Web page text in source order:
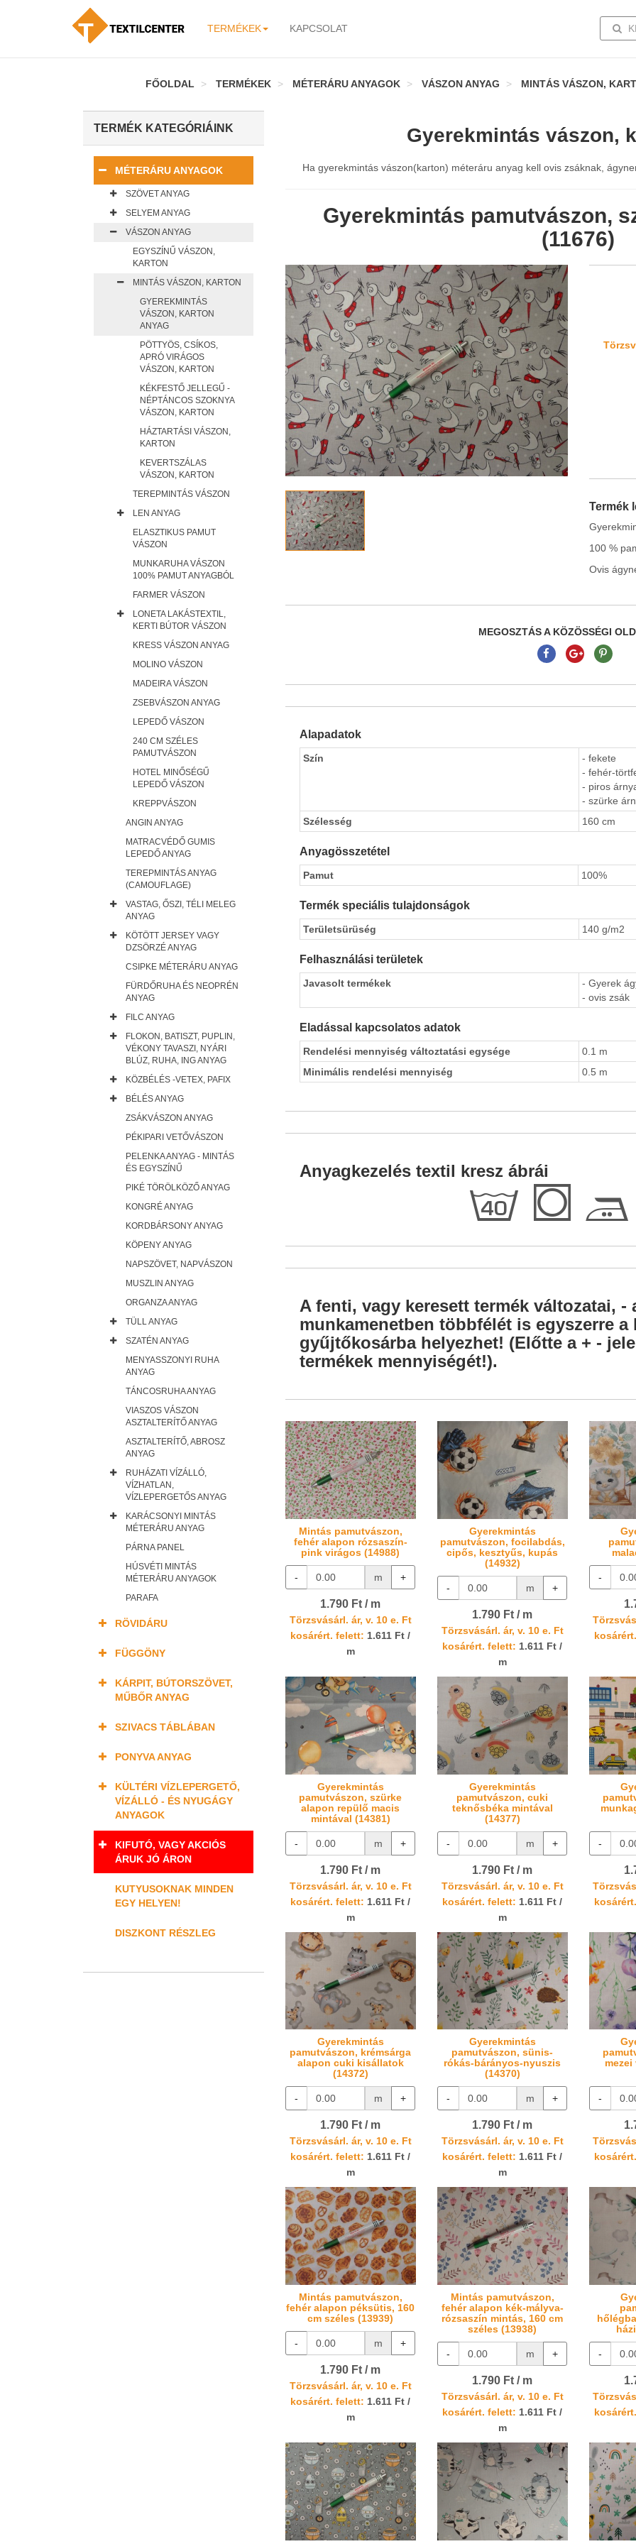
TERMÉKEK KAPCSOLAT
FŐOLDAL TERMÉKEK MÉTERÁRU ANYAGOK VÁSZON ANYAG MINTÁS VÁSZON,
Gyerekmintás vászon,
Ha gyerekmintás vászon(karton) méteráru anyag kell ovis zsáknak,
Gyerekmintás pamutvászon,
(11676)
Termék
100 %
Ovis
MEGOSZTÁS A KÖZÖSSÉGI
Alapadatok
Szín
- fekete
- fehér-
- piros
- szürke
Szélesség
160 cm
Anyagösszetétel
Pamut 100%
Termék speciális tulajdonságok
Területsürüség 140 g/m2
Felhasználási területek
Javasolt termékek
- Gyerek
- ovis zsák
Eladással kapcsolatos adatok
Rendelési mennyiség változtatási egysége
0.1 m
Minimális rendelési mennyiség
0.5 m
Anyagkezelés textil kresz ábrái
h Q E
A fenti, vagy keresett termék változatai,
munkamenetben többfélét is egyszerre
gyűjtőkosárba helyezhet! (Előtte a + -
termékek mennyiségét!).
Mintás pamutvászon,
fehér alapon rózsaszín-
pink virágos (14988)
- m +
1.790 Ft / m
Törzsvásárl. ár, v. 10 e. Ft
kosárért. felett: 1.611 Ft /
m
Gyerekmintás
pamutvászon, focilabdás,
cipős, kesztyűs, kupás
(14932)
- m +
1.790 Ft / m
Törzsvásárl. ár, v. 10 e. Ft
kosárért. felett: 1.611 Ft /
m
-
Gyerekmintás
pamutvászon, szürke
alapon repülő macis
mintával (14381)
- m +
1.790 Ft / m
Törzsvásárl. ár, v. 10 e. Ft
kosárért. felett: 1.611 Ft /
m
Gyerekmintás
pamutvászon, cuki
teknősbéka mintával
(14377)
- m +
1.790 Ft / m
Törzsvásárl. ár, v. 10 e. Ft
kosárért. felett: 1.611 Ft /
m
-
Gyerekmintás
pamutvászon, krémsárga
alapon cuki kisállatok
(14372)
- m +
1.790 Ft / m
Törzsvásárl. ár, v. 10 e. Ft
kosárért. felett: 1.611 Ft /
m
Gyerekmintás
pamutvászon, sünis-
rókás-bárányos-nyuszis
(14370)
- m +
1.790 Ft / m
Törzsvásárl. ár, v. 10 e. Ft
kosárért. felett: 1.611 Ft /
m
-
Mintás pamutvászon,
fehér alapon péksütis, 160
cm széles (13939)
- m +
1.790 Ft / m
Törzsvásárl. ár, v. 10 e. Ft
kosárért. felett: 1.611 Ft /
m
Mintás pamutvászon,
fehér alapon kék-mályva-
rózsaszín mintás, 160 cm
széles (13938)
- m +
1.790 Ft / m
Törzsvásárl. ár, v. 10 e. Ft
kosárért. felett: 1.611 Ft /
m
-
TERMÉK KATEGÓRIÁINK
MÉTERÁRU ANYAGOK
SZÖVET ANYAG
SELYEM ANYAG
VÁSZON ANYAG
EGYSZÍNŰ VÁSZON,
KARTON
MINTÁS VÁSZON, KARTON
GYEREKMINTÁS
VÁSZON, KARTON
ANYAG
PÖTTYÖS, CSÍKOS,
APRÓ VIRÁGOS
VÁSZON, KARTON
KÉKFESTŐ JELLEGŰ -
NÉPTÁNCOS SZOKNYA
VÁSZON, KARTON
HÁZTARTÁSI VÁSZON,
KARTON
KEVERTSZÁLAS
VÁSZON, KARTON
TEREPMINTÁS VÁSZON
LEN ANYAG
ELASZTIKUS PAMUT
VÁSZON
MUNKARUHA VÁSZON
100% PAMUT ANYAGBÓL
FARMER VÁSZON
LONETA LAKÁSTEXTIL,
KERTI BÚTOR VÁSZON
KRESS VÁSZON ANYAG
MOLINO VÁSZON
MADEIRA VÁSZON
ZSEBVÁSZON ANYAG
LEPEDŐ VÁSZON
240 CM SZÉLES
PAMUTVÁSZON
HOTEL MINŐSÉGŰ
LEPEDŐ VÁSZON
KREPPVÁSZON
ANGIN ANYAG
MATRACVÉDŐ GUMIS
LEPEDŐ ANYAG
TEREPMINTÁS ANYAG
(CAMOUFLAGE)
VASTAG, ŐSZI, TÉLI MELEG
ANYAG
KÖTÖTT JERSEY VAGY
DZSÖRZÉ ANYAG
CSIPKE MÉTERÁRU ANYAG
FÜRDŐRUHA ÉS NEOPRÉN
ANYAG
FILC ANYAG
FLOKON, BATISZT, PUPLIN,
VÉKONY TAVASZI, NYÁRI
BLÚZ, RUHA, ING ANYAG
KÖZBÉLÉS -VETEX, PAFIX
BÉLÉS ANYAG
ZSÁKVÁSZON ANYAG
PÉKIPARI VETŐVÁSZON
PELENKA ANYAG - MINTÁS
ÉS EGYSZÍNŰ
PIKÉ TÖRÖLKÖZŐ ANYAG
KONGRÉ ANYAG
KORDBÁRSONY ANYAG
KÖPENY ANYAG
NAPSZÖVET, NAPVÁSZON
MUSZLIN ANYAG
ORGANZA ANYAG
TÜLL ANYAG
SZATÉN ANYAG
MENYASSZONYI RUHA
ANYAG
TÁNCOSRUHA ANYAG
VIASZOS VÁSZON
ASZTALTERÍTŐ ANYAG
ASZTALTERÍTŐ, ABROSZ
ANYAG
RUHÁZATI VÍZÁLLÓ,
VÍZHATLAN,
VÍZLEPERGETŐS ANYAG
KARÁCSONYI MINTÁS
MÉTERÁRU ANYAG
PÁRNA PANEL
HÚSVÉTI MINTÁS
MÉTERÁRU ANYAGOK
PARAFA
RÖVIDÁRU
FÜGGÖNY
KÁRPIT, BÚTORSZÖVET,
MŰBŐR ANYAG
SZIVACS TÁBLÁBAN
PONYVA ANYAG
KÜLTÉRI VÍZLEPERGETŐ,
VÍZÁLLÓ - ÉS NYUGÁGY
ANYAGOK
KIFUTÓ, VAGY AKCIÓS
ÁRUK JÓ ÁRON
KUTYUSOKNAK MINDEN
EGY HELYEN!
DISZKONT RÉSZLEG